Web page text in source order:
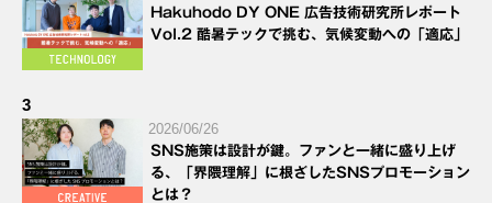
Hakuhodo DY ONE 広告技術研究所レポート
Vol.2 酷暑テックで挑む、気候変動への「適応」
3
2026/06/26
SNS施策は設計が鍵。ファンと一緒に盛り上げ
る、「界隈理解」に根ざしたSNSプロモーション
とは？